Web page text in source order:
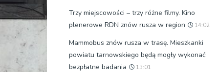
Trzy miejscowości – trzy różne filmy. Kino
plenerowe RDN znów rusza w region
14:02
Mammobus znów rusza w trasę. Mieszkanki
powiatu tarnowskiego będą mogły wykonać
bezpłatne badania
13:01